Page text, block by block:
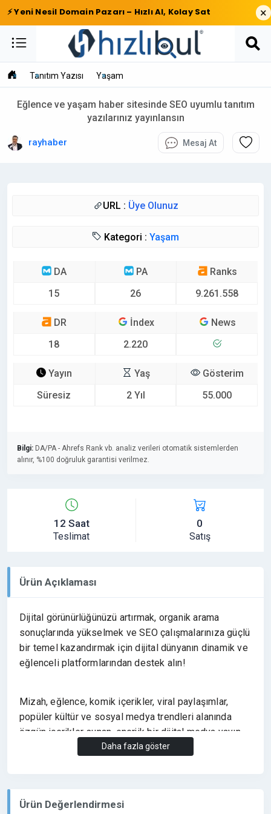
⚡ Yeni Nesil Domain Pazarı – Hızlı Al, Kolay Sat ×
Tanıtım Yazısı Yaşam
Eğlence ve yaşam haber sitesinde SEO uyumlu tanıtım
yazılarınız yayınlansın
rayhaber Mesaj At
URL : Üye Olunuz
Kategori : Yaşam
DA
15
PA
26
Ranks
9.261.558
DR
18
İndex
2.220
News
Yayın
Süresiz
Yaş
2 Yıl
Gösterim
55.000
Bilgi: DA/PA - Ahrefs Rank vb. analiz verileri otomatik sistemlerden
alınır, %100 doğruluk garantisi verilmez.
12 Saat
Teslimat
0
Satış
Ürün Açıklaması
Dijital görünürlüğünüzü artırmak, organik arama
sonuçlarında yükselmek ve SEO çalışmalarınıza güçlü
bir temel kazandırmak için dijital dünyanın dinamik ve
eğlenceli platformlarından destek alın!
Mizah, eğlence, komik içerikler, viral paylaşımlar,
popüler kültür ve sosyal medya trendleri alanında
özgün içerikler sunan, enerjik bir dijital medya yayın
ağı vizyonuyla yönetilenkomikkurbaga.com
Daha fazla göster
Ürün Değerlendirmesi